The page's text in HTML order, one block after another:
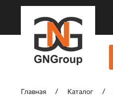
Главная Каталог